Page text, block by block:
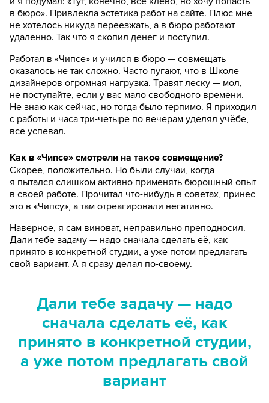
в бюро». Привлекла эстетика работ на сайте. Плюс мне
не хотелось никуда переезжать, а в бюро работают
удалённо. Так что я скопил денег и поступил.
Работал в «Чипсе» и учился в бюро — совмещать
оказалось не так сложно. Часто пугают, что в Школе
дизайнеров огромная нагрузка. Травят леску — мол,
не поступайте, если у вас мало свободного времени.
Не знаю как сейчас, но тогда было терпимо. Я приходил
с работы и часа три-четыре по вечерам уделял учёбе,
всё успевал.
Как в «Чипсе» смотрели на такое совмещение?
Скорее, положительно. Но были случаи, когда
я пытался слишком активно применять бюрошный опыт
в своей работе. Прочитал что-нибудь в советах, принёс
это в «Чипсу», а там отреагировали негативно.
Наверное, я сам виноват, неправильно преподносил.
Дали тебе задачу — надо сначала сделать её, как
принято в конкретной студии, а уже потом предлагать
свой вариант. А я сразу делал по-своему.
Дали тебе задачу — надо
сначала сделать её, как
принято в конкретной студии,
а уже потом предлагать свой
вариант